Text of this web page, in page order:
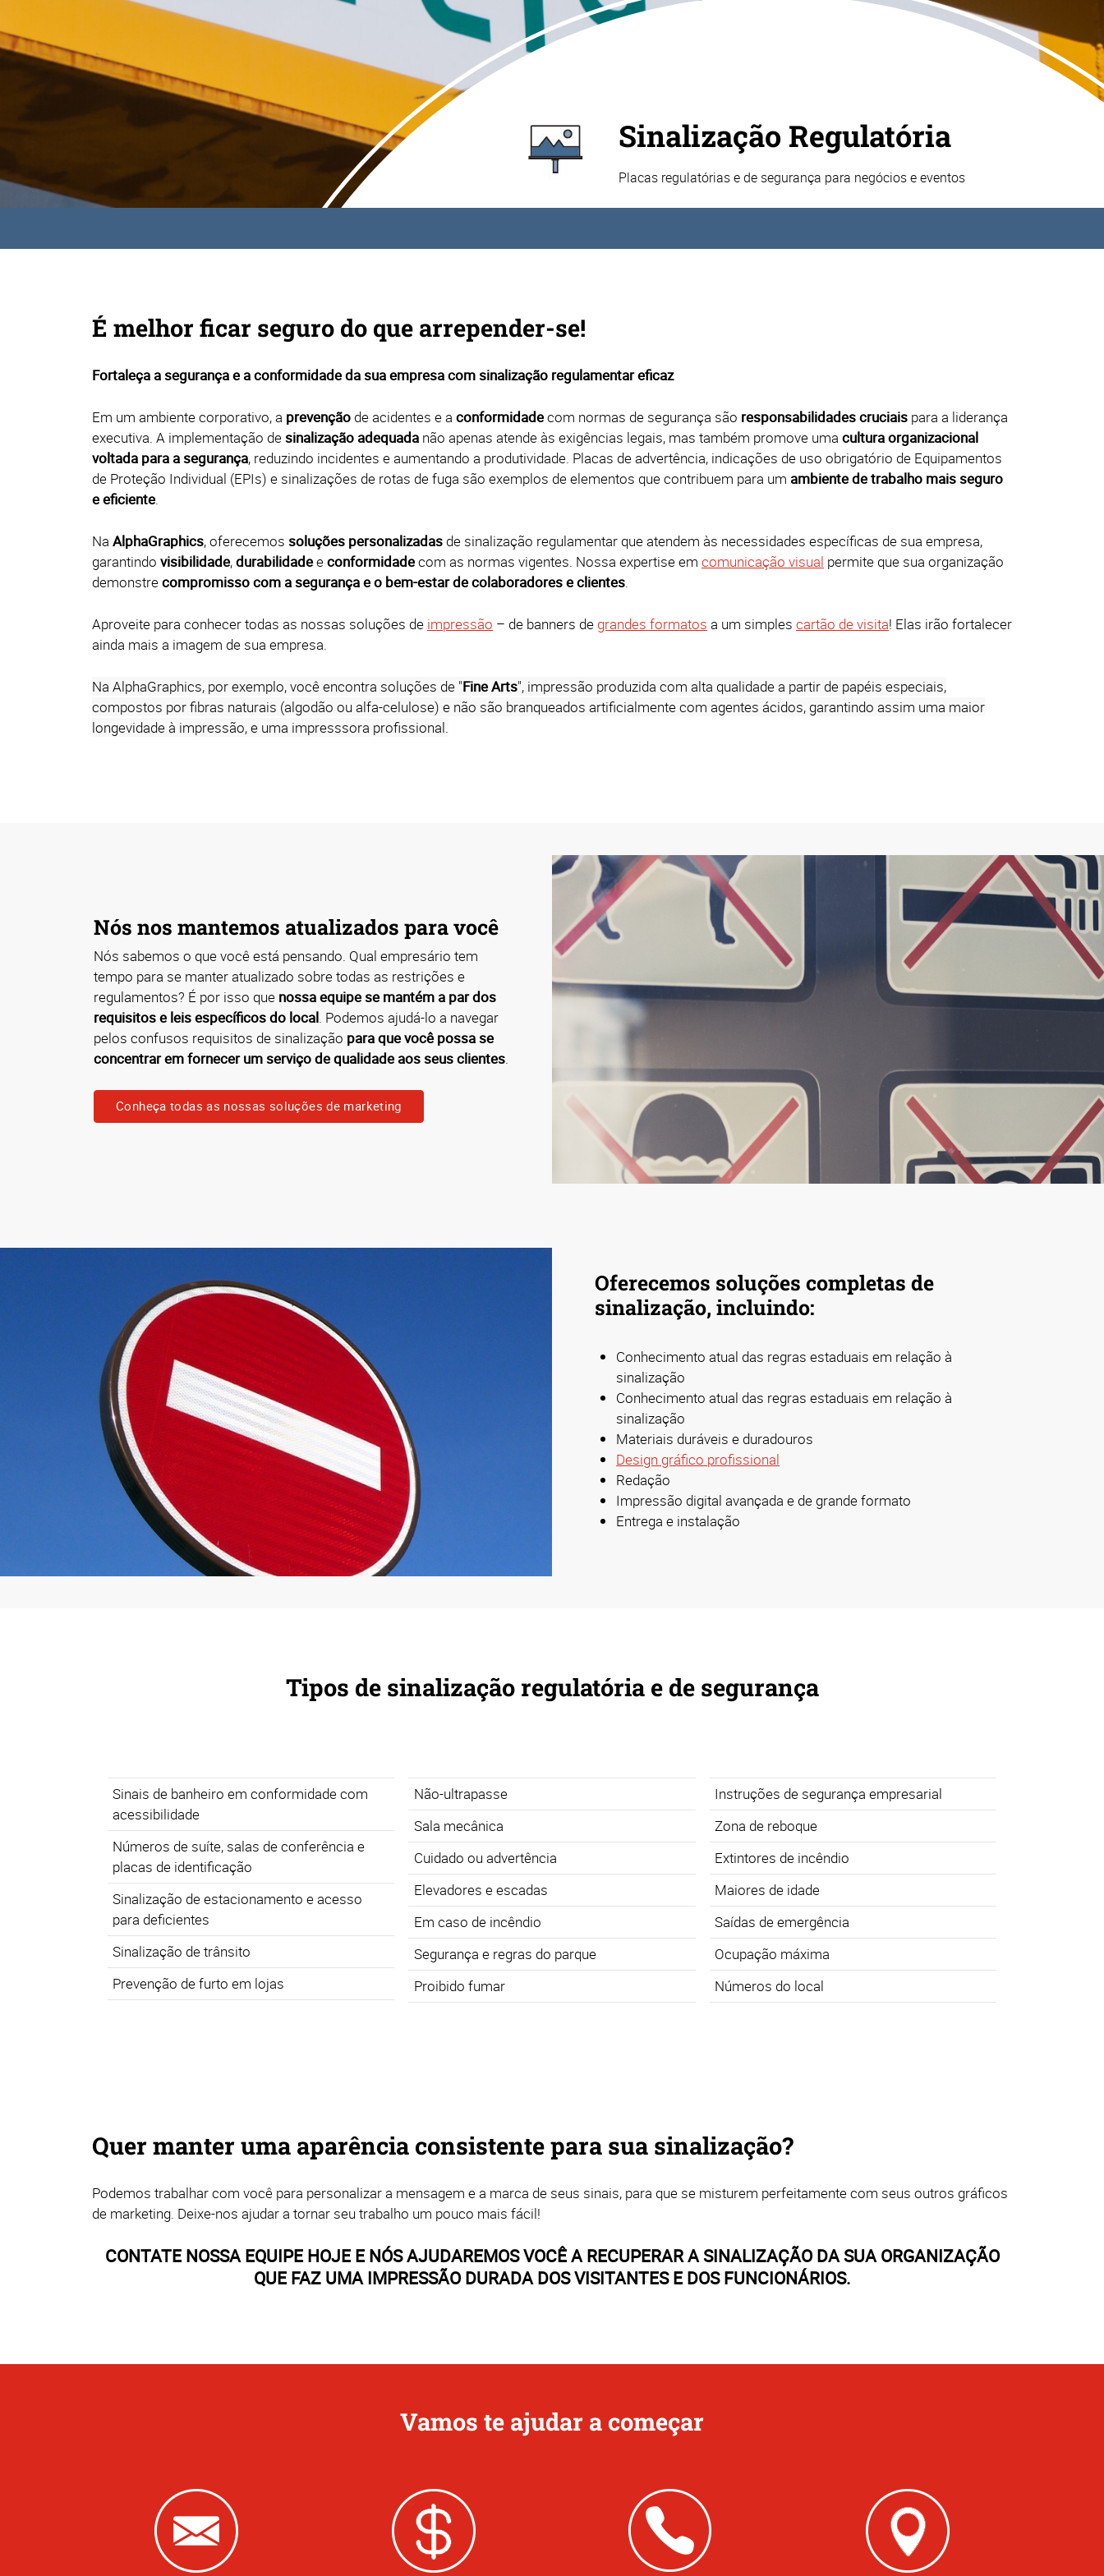
Sinalização Regulatória
Placas regulatórias e de segurança para negócios e eventos
É melhor ficar seguro do que arrepender-se!
Fortaleça a segurança e a conformidade da sua empresa com sinalização regulamentar eficaz
Em um ambiente corporativo, a prevenção de acidentes e a conformidadecom normas de segurança são responsabilidades cruciais para a liderança
executiva. A implementação desinalização adequada não apenas atende às exigências legais, mas também promove uma cultura organizacional
voltada para a segurança, reduzindo incidentes e aumentando a produtividade. Placas de advertência, indicações de uso obrigatório de Equipamentos
de Proteção Individual (EPIs) e sinalizações de rotas de fuga são exemplos de elementos que contribuem para um ambiente de trabalho mais seguro
e eficiente.
Na AlphaGraphics, oferecemos soluções personalizadas de sinalização regulamentar que atendem às necessidades específicas de sua empresa,
garantindo visibilidade,durabilidadeeconformidadecom as normas vigentes. Nossa expertise em comunicação visual permite que sua organização
demonstrecompromisso com a segurança e o bem-estar de colaboradores e clientes.
Aproveite para conhecer todas as nossas soluções de impressão – de banners de grandes formatos a um simples cartão de visita! Elas irão fortalecer
ainda mais a imagem de sua empresa.
Na AlphaGraphics, por exemplo, você encontra soluções de "Fine Arts", impressão produzida com alta qualidade a partir de papéis especiais,
compostos por fibras naturais (algodão ou alfa-celulose) e não são branqueados artificialmente com agentes ácidos, garantindo assim uma maior
longevidade à impressão, e uma impresssora profissional.
Nós nos mantemos atualizados para você
Nós sabemos o que você está pensando. Qual empresário tem
tempo para se manter atualizado sobre todas as restrições e
regulamentos? É por isso que nossa equipe se mantém a par dos
requisitos e leis específicos do local. Podemos ajudá-lo a navegar
pelos confusos requisitos de sinalização para que você possa se
concentrar em fornecer um serviço de qualidade aos seus clientes.
Conheça todas as nossas soluções de marketing
Oferecemos soluções completas de
sinalização, incluindo:
Conhecimento atual das regras estaduais em relação à
sinalização
Conhecimento atual das regras estaduais em relação à
sinalização
Materiais duráveis e duradouros
Design gráfico profissional
Redação
Impressão digital avançada e de grande formato
Entrega e instalação
Tipos de sinalização regulatória e de segurança
Sinais de banheiro em conformidade com
acessibilidade
Números de suíte, salas de conferência e
placas de identificação
Sinalização de estacionamento e acesso
para deficientes
Sinalização de trânsito
Prevenção de furto em lojas
Não-ultrapasse
Sala mecânica
Cuidado ou advertência
Elevadores e escadas
Em caso de incêndio
Segurança e regras do parque
Proibido fumar
Instruções de segurança empresarial
Zona de reboque
Extintores de incêndio
Maiores de idade
Saídas de emergência
Ocupação máxima
Números do local
Quer manter uma aparência consistente para sua sinalização?
Podemos trabalhar com você para personalizar a mensagem e a marca de seus sinais, para que se misturem perfeitamente com seus outros gráficos
de marketing. Deixe-nos ajudar a tornar seu trabalho um pouco mais fácil!
CONTATE NOSSA EQUIPE HOJE E NÓS AJUDAREMOS VOCÊ A RECUPERAR A SINALIZAÇÃO DA SUA ORGANIZAÇÃO
QUE FAZ UMA IMPRESSÃO DURADA DOS VISITANTES E DOS FUNCIONÁRIOS.
Vamos te ajudar a começar